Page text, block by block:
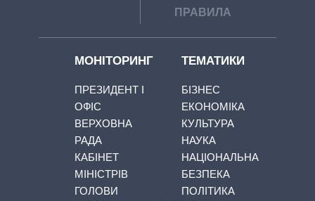
ПРАВИЛА
МОНІТОРИНГ
ПРЕЗИДЕНТ І
ОФІС
ВЕРХОВНА
РАДА
КАБІНЕТ
МІНІСТРІВ
ГОЛОВИ
ТЕМАТИКИ
БІЗНЕС
ЕКОНОМІКА
КУЛЬТУРА
НАУКА
НАЦІОНАЛЬНА
БЕЗПЕКА
ПОЛІТИКА